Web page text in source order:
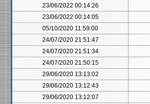
23/06/2022 00:14:26
23/06/2022 00:14:05
05/10/2020 11:59:00
24/07/2020 21:51:47
24/07/2020 21:51:34
24/07/2020 21:50:15
29/06/2020 13:13:02
29/06/2020 13:12:43
29/06/2020 13:12:07